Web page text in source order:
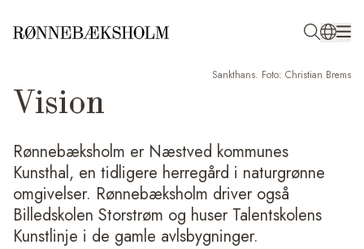
Sankthans. Foto: Christian Brems
Vision
Rønnebæksholm er Næstved kommunes
Kunsthal, en tidligere herregård i naturgrønne
omgivelser. Rønnebæksholm driver også
Billedskolen Storstrøm og huser Talentskolens
Kunstlinje i de gamle avlsbygninger.